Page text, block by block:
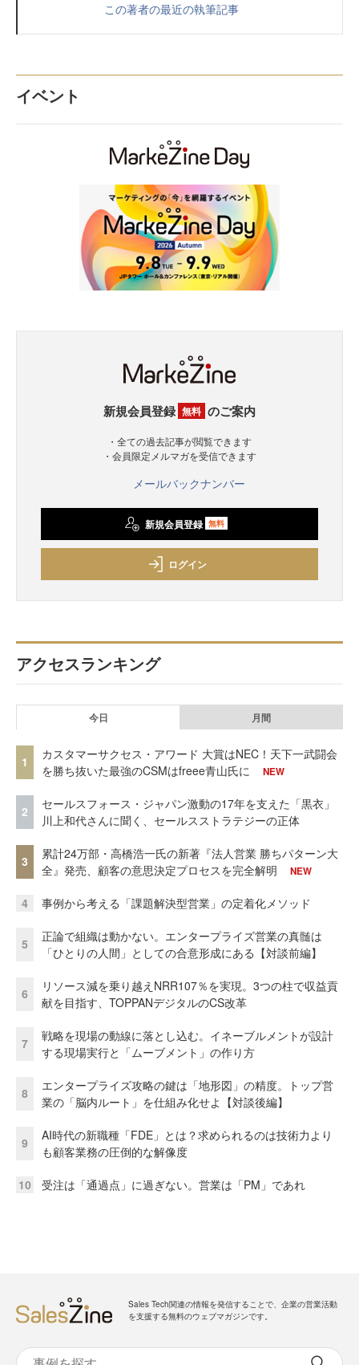
この著者の最近の執筆記事
イベント
新規会員登録 無料 のご案内
・全ての過去記事が閲覧できます
・会員限定メルマガを受信できます
メールバックナンバー
新規会員登録 無料
ログイン
アクセスランキング
今日 月間
1
カスタマーサクセス・アワード 大賞はNEC！天下一武闘会
を勝ち抜いた最強のCSMはfreee青山氏に
NEW
2
セールスフォース・ジャパン激動の17年を支えた「黒衣」
川上和代さんに聞く、セールスストラテジーの正体
3
累計24万部・高橋浩一氏の新著『法人営業 勝ちパターン大
全』発売、顧客の意思決定プロセスを完全解明
NEW
4 事例から考える「課題解決型営業」の定着化メソッド
5
正論で組織は動かない。エンタープライズ営業の真髄は
「ひとりの人間」としての合意形成にある【対談前編】
6
リソース減を乗り越えNRR107％を実現。3つの柱で収益貢
献を目指す、TOPPANデジタルのCS改革
7
戦略を現場の動線に落とし込む。イネーブルメントが設計
する現場実行と「ムーブメント」の作り方
8
エンタープライズ攻略の鍵は「地形図」の精度。トップ営
業の「脳内ルート」を仕組み化せよ【対談後編】
9
AI時代の新職種「FDE」とは？求められるのは技術力より
も顧客業務の圧倒的な解像度
10 受注は「通過点」に過ぎない。営業は「PM」であれ
Sales Tech関連の情報を発信することで、企業の営業活動
を支援する無料のウェブマガジンです。